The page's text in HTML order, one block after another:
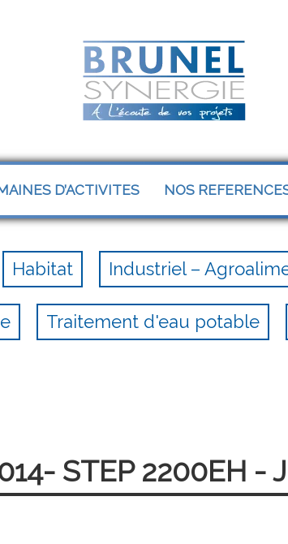
D’ACTIVITES NOS
Habitat Industriel –
Traitement d'eau potable
STEP 2200EH -